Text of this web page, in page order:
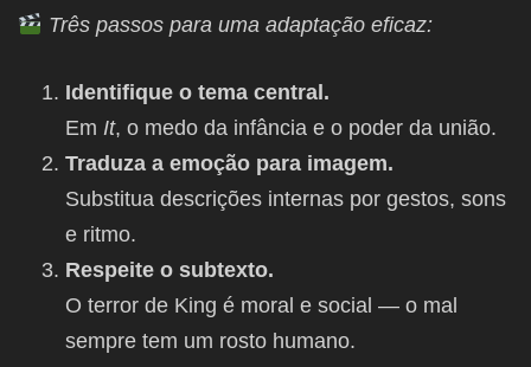
Três passos para uma adaptação eficaz:
Identifique o tema central.
Em It, o medo da infância e o poder da união.
Traduza a emoção para imagem.
Substitua descrições internas por gestos, sons
e ritmo.
Respeite o subtexto.
O terror de King é moral e social — o mal
sempre tem um rosto humano.